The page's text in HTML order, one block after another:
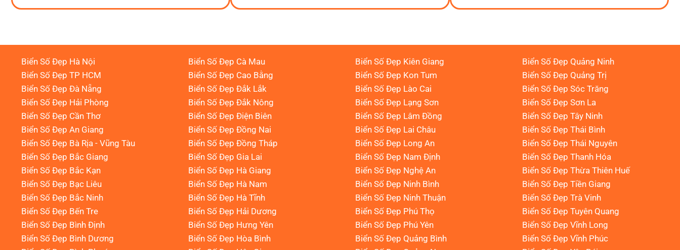
Biển Số Đẹp Hà Nội
Biển Số Đẹp TP HCM
Biển Số Đẹp Đà Nẵng
Biển Số Đẹp Hải Phòng
Biển Số Đẹp Cần Thơ
Biển Số Đẹp An Giang
Biển Số Đẹp Bà Rịa - Vũng Tàu
Biển Số Đẹp Bắc Giang
Biển Số Đẹp Bắc Kạn
Biển Số Đẹp Bạc Liêu
Biển Số Đẹp Bắc Ninh
Biển Số Đẹp Bến Tre
Biển Số Đẹp Bình Định
Biển Số Đẹp Bình Dương
Biển Số Đẹp Cà Mau
Biển Số Đẹp Cao Bằng
Biển Số Đẹp Đắk Lắk
Biển Số Đẹp Đắk Nông
Biển Số Đẹp Điện Biên
Biển Số Đẹp Đồng Nai
Biển Số Đẹp Đồng Tháp
Biển Số Đẹp Gia Lai
Biển Số Đẹp Hà Giang
Biển Số Đẹp Hà Nam
Biển Số Đẹp Hà Tĩnh
Biển Số Đẹp Hải Dương
Biển Số Đẹp Hưng Yên
Biển Số Đẹp Hòa Bình
Biển Số Đẹp Kiên Giang
Biển Số Đẹp Kon Tum
Biển Số Đẹp Lào Cai
Biển Số Đẹp Lạng Sơn
Biển Số Đẹp Lâm Đồng
Biển Số Đẹp Lai Châu
Biển Số Đẹp Long An
Biển Số Đẹp Nam Định
Biển Số Đẹp Nghệ An
Biển Số Đẹp Ninh Bình
Biển Số Đẹp Ninh Thuận
Biển Số Đẹp Phú Thọ
Biển Số Đẹp Phú Yên
Biển Số Đẹp Quảng Bình
Biển Số Đẹp Quảng Ninh
Biển Số Đẹp Quảng Trị
Biển Số Đẹp Sóc Trăng
Biển Số Đẹp Sơn La
Biển Số Đẹp Tây Ninh
Biển Số Đẹp Thái Bình
Biển Số Đẹp Thái Nguyên
Biển Số Đẹp Thanh Hóa
Biển Số Đẹp Thừa Thiên Huế
Biển Số Đẹp Tiền Giang
Biển Số Đẹp Trà Vinh
Biển Số Đẹp Tuyên Quang
Biển Số Đẹp Vĩnh Long
Biển Số Đẹp Vĩnh Phúc